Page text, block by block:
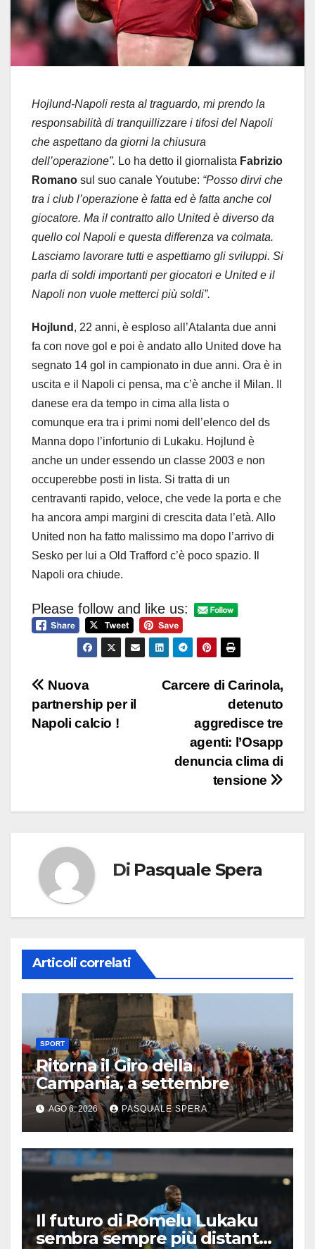
Hojlund-Napoli resta al traguardo, mi prendo la
responsabilità di tranquillizzare i tifosi del Napoli
che aspettano da giorni la chiusura
dell’operazione”. Lo ha detto il giornalista Fabrizio
Romano sul suo canale Youtube: “Posso dirvi che
tra i club l’operazione è fatta ed è fatta anche col
giocatore. Ma il contratto allo United è diverso da
quello col Napoli e questa differenza va colmata.
Lasciamo lavorare tutti e aspettiamo gli sviluppi. Si
parla di soldi importanti per giocatori e United e il
Napoli non vuole metterci più soldi”.
Hojlund , 22 anni, è esploso all’Atalanta due anni
fa con nove gol e poi è andato allo United dove ha
segnato 14 gol in campionato in due anni. Ora è in
uscita e il Napoli ci pensa, ma c’è anche il Milan. Il
danese era da tempo in cima alla lista o
comunque era tra i primi nomi dell’elenco del ds
Manna dopo l’infortunio di Lukaku. Hojlund è
anche un under essendo un classe 2003 e non
occuperebbe posti in lista. Si tratta di un
centravanti rapido, veloce, che vede la porta e che
ha ancora ampi margini di crescita data l’età. Allo
United non ha fatto malissimo ma dopo l’arrivo di
Sesko per lui a Old Trafford c’è poco spazio. Il
Napoli ora chiude.
Please follow and like us:
Navigazione
articoli
Carcere di Carinola,
detenuto
aggredisce tre
agenti: l’Osapp
denuncia clima di
tensione
Nuova
partnership per il
Napoli calcio !
Di Pasquale Spera
Articoli correlati
SPORT
Ritorna il Giro della
Campania, a settembre
AGO 6, 2026 PASQUALE SPERA
Il futuro di Romelu Lukaku
sembra sempre più distante